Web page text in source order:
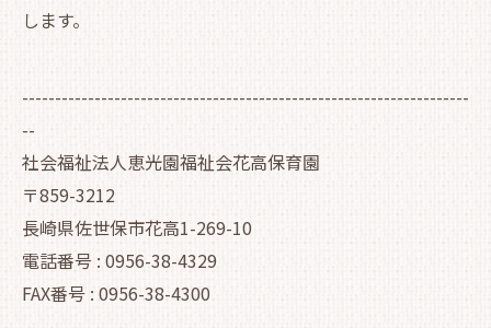
します。
--------------------------------------------------------------------
--
社会福祉法人恵光園福祉会花高保育園
〒859-3212
長崎県佐世保市花高1-269-10
電話番号 : 0956-38-4329
FAX番号 : 0956-38-4300